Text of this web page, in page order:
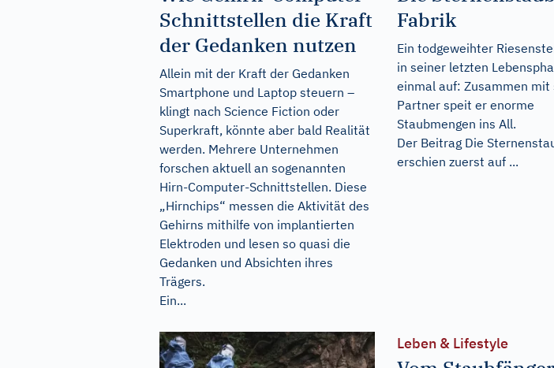
Schnittstellen die Kraft
der Gedanken nutzen
Allein mit der Kraft der Gedanken
Smartphone und Laptop steuern –
klingt nach Science Fiction oder
Superkraft, könnte aber bald Realität
werden. Mehrere Unternehmen
forschen aktuell an sogenannten
Hirn-Computer-Schnittstellen. Diese
„Hirnchips“ messen die Aktivität des
Gehirns mithilfe von implantierten
Elektroden und lesen so quasi die
Gedanken und Absichten ihres
Trägers.
Ein...
Fabrik
Ein todgeweihter
in seiner letzten
einmal auf: Zusammen mit
Partner speit er enorme
Staubmengen ins All.
Der Beitrag Die
erschien zuerst auf ...
Leben & Lifestyle